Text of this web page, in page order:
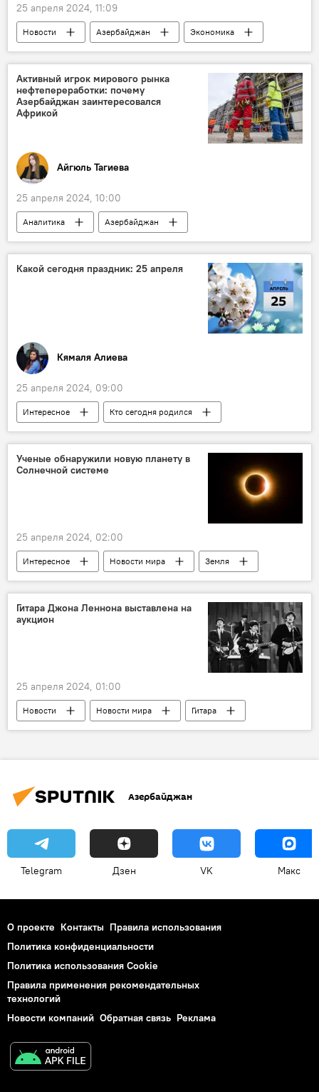
25 апреля 2024, 11:09
Новости Азербайджан
Экономика
ЕАЭС
Политика
Армения
Южный Кавказ
трехстороннее заявление
Активный игрок мирового рынка
нефтепереработки: почему
Азербайджан заинтересовался
Африкой
Айгюль Тагиева
25 апреля 2024, 10:00
Аналитика
Азербайджан
Добыча нефти
Нефть
НПЗ
Африка
энергоресурсы
Какой сегодня праздник: 25 апреля
Кямаля Алиева
25 апреля 2024, 09:00
Интересное
Кто сегодня родился
Какой сегодня праздник
Азербайджан
Ученые обнаружили новую планету в
Солнечной системе
25 апреля 2024, 02:00
Интересное Новости мира
Земля
Космос
Солнечная система
Планета
Ученые
Гитара Джона Леннона выставлена на
аукцион
25 апреля 2024, 01:00
Новости Новости мира
Гитара
The Beatles
Аукцион
Азербайджан
Telegram Дзен VK Макс
О проекте Контакты Правила использования
Политика конфиденциальности
Политика использования Cookie
Правила применения рекомендательных
технологий
Новости компаний Обратная связь Реклама